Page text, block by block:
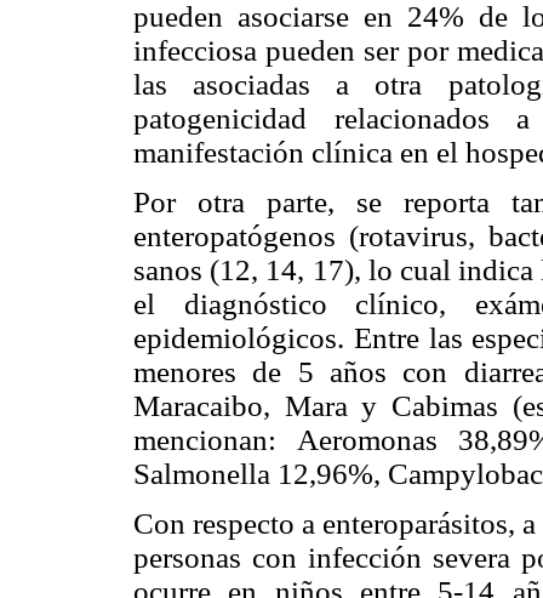
pueden asociarse en 24% de
infecciosa pueden ser por
las asociadas a otra
patogenicidad
manifestación clínica en el
Por otra parte, se reporta
enteropatógenos (rotavirus,
sanos (12, 14, 17), lo cual
el diagnóstico clínico,
epidemiológicos. Entre las
menores de 5 años con
Maracaibo, Mara y Cabimas
mencionan: Aeromonas
Salmonella 12,96%,
Con respecto a enteroparásitos,
personas con infección severa